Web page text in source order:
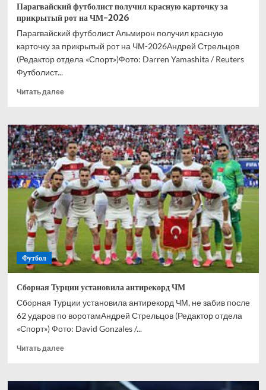
Парагвайский футболист получил красную карточку за
прикрытый рот на ЧМ-2026
Парагвайский футболист Альмирон получил красную
карточку за прикрытый рот на ЧМ-2026Андрей Стрельцов
(Редактор отдела «Спорт»)Фото: Darren Yamashita / Reuters
Футболист...
Читать далееПрочитать
Парагвайский
футболист
получил
красную
карточку
за
прикрытый
рот
на
ЧМ-2026
Футбол
Сборная Турции установила антирекорд ЧМ
Сборная Турции установила антирекорд ЧМ, не забив после
62 ударов по воротамАндрей Стрельцов (Редактор отдела
«Спорт») Фото: David Gonzales /...
Читать далееПрочитать
Сборная